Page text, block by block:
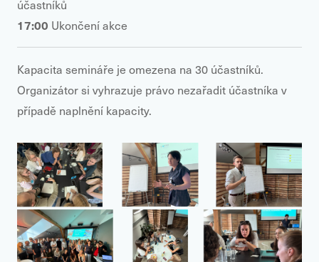
účastníků
17:00 Ukončení akce
Kapacita semináře je omezena na 30 účastníků.
Organizátor si vyhrazuje právo nezařadit účastníka v
případě naplnění kapacity.